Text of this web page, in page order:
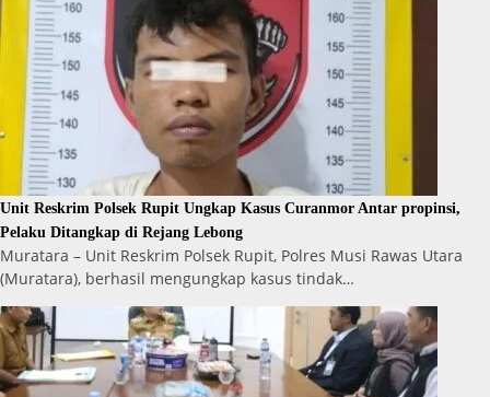
Unit Reskrim Polsek Rupit Ungkap Kasus Curanmor Antar propinsi,
Pelaku Ditangkap di Rejang Lebong
Muratara – Unit Reskrim Polsek Rupit, Polres Musi Rawas Utara
(Muratara), berhasil mengungkap kasus tindak…